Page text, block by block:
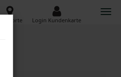
Standorte Login Kundenkarte